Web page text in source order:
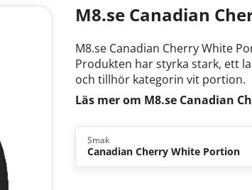
M8.se Canadian
M8.se Canadian Cherry White
Produkten har styrka stark, ett
och tillhör kategorin vit portion.
Läs mer om M8.se Canadian
Smak
Canadian Cherry White Portion